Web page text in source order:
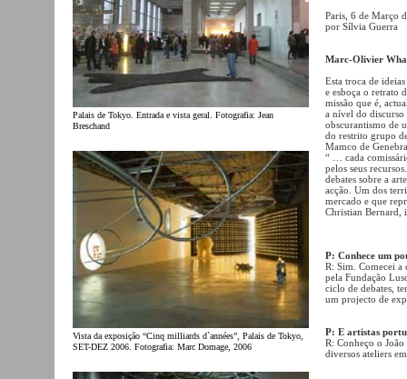
Palais de Tokyo. Entrada e vista geral. Fotografia: Jean
Breschand
Vista da exposição “Cinq milliards d`années”, Palais de Tokyo,
SET-DEZ 2006. Fotografia: Marc Domage, 2006
Paris, 6 de Março
por Sílvia Guerra
Marc-Olivier
Esta troca de
e esboça o retrato
missão que é,
a nível do discurso
obscurantismo de
do restrito grupo
Mamco de
“ … cada
pelos seus
debates sobre a
acção. Um dos
mercado e que
Christian Bernard,
P: Conhece um
R: Sim. Comecei a
pela Fundação
ciclo de debates,
um projecto de
P: E artistas
R: Conheço o
diversos ateliers